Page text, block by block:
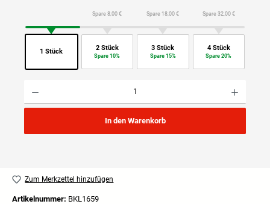
1 Stück
Spare 8,00 €
2 Stück
Spare 10%
Spare 18,00 €
3 Stück
Spare 15%
Spare 32,00 €
4 Stück
Spare 20%
In den Warenkorb
Zum Merkzettel hinzufügen
Artikelnummer: BKL1659